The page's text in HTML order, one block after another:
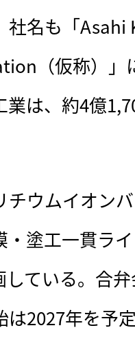
社名も「
（仮称）」
業は、約4億
ウムイオン
・塗工一貫ラ
している。合
は2027年を予